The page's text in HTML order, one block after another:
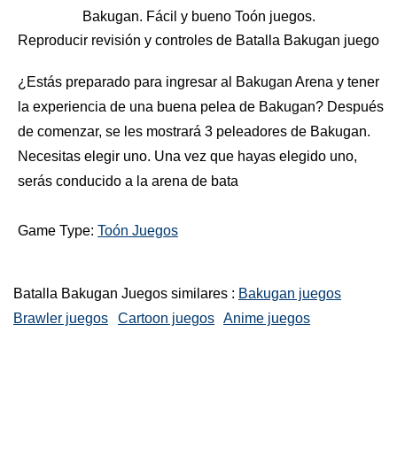
Bakugan. Fácil y bueno Toón juegos.
Reproducir revisión y controles de Batalla Bakugan juego
¿Estás preparado para ingresar al Bakugan Arena y tener
la experiencia de una buena pelea de Bakugan? Después
de comenzar, se les mostrará 3 peleadores de Bakugan.
Necesitas elegir uno. Una vez que hayas elegido uno,
serás conducido a la arena de bata
Game Type: Toón Juegos
Batalla Bakugan Juegos similares : Bakugan juegos
Brawler juegos
Cartoon juegos Anime juegos